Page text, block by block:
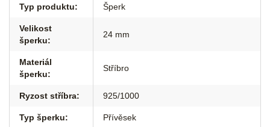
Typ produktu: Šperk
Velikost
šperku:
24 mm
Materiál
šperku:
Stříbro
Ryzost stříbra: 925/1000
Typ šperku: Přívěsek